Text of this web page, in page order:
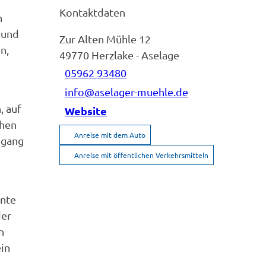
auf
Kontaktdaten
Zur Alten Mühle 12
49770 Herzlake - Aselage
05962 93480
info@aselager-muehle.de
Website
Anreise mit dem Auto
Anreise mit öffentlichen Verkehrsmitteln